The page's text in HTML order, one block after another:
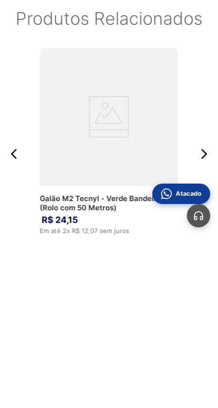
Produtos Relacionados
Galão M2 Tecnyl - Verde Bandeira
(Rolo com 50 Metros)
R$ 24,15
Em até 2x R$ 12,07sem juros
Atacado